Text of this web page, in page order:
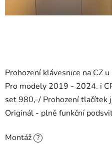
Prohození klávesnice na CZ
Pro modely 2019 - 2024. i
set 980,-/ Prohození tlačítek
Originál - plně funkční
Montáž ?